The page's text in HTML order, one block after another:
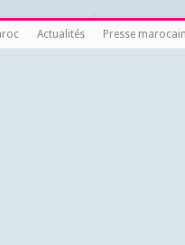
Actualités Presse